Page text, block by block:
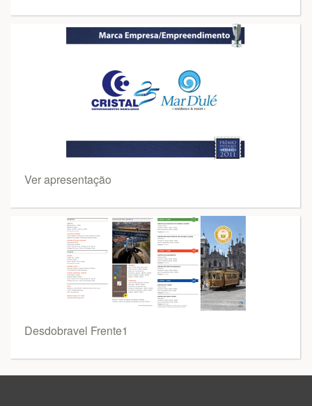
Ver apresentação
Desdobravel Frente1